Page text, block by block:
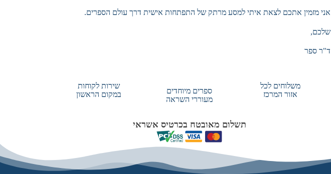
אני מזמין אתכם לצאת איתי למסע מרתק של התפתחות אישית דרך עולם הספרים.
שלכם,
ד"ר ספר
משלוחים לכל
אזור המרכז
ספרים מיוחדים
מעוררי השראה
שירות לקוחות
במקום הראשון
תשלום מאובטח בכרטיס אשראי